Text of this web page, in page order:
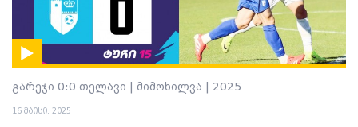
გარეჯი 0:0 თელავი | მიმოხილვა | 2025
16 მაისი. 2025